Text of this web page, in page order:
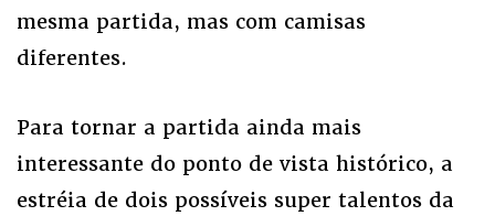
mesma partida, mas com camisas
diferentes.
Para tornar a partida ainda mais
interessante do ponto de vista histórico, a
estréia de dois possíveis super talentos da